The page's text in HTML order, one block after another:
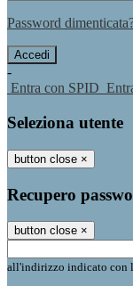
Password
-
Entra con SPID
Seleziona utente
button close ×
Recupero
button close ×
all'indirizzo indicato con